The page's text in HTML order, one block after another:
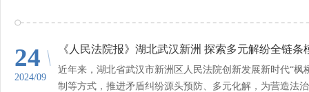
24
2024/09
《人民法院报》湖北武汉新洲 探索多元解纷全链条
近年来，湖北省武汉市新洲区人民法院创新发展新时代“
制等方式，推进矛盾纠纷源头预防、多元化解，为营造法